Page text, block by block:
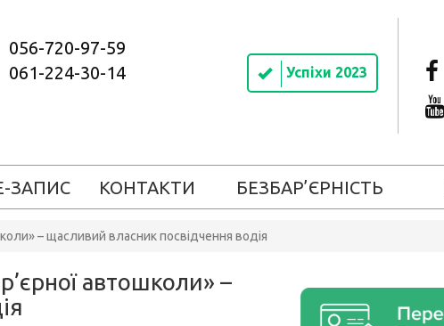
056-720-97-59
061-224-30-14
Успіхи 2023
ЗАПИС КОНТАКТИ БЕЗБАР’ЄРНІСТЬ
– щасливий власник посвідчення водія
автошколи» –